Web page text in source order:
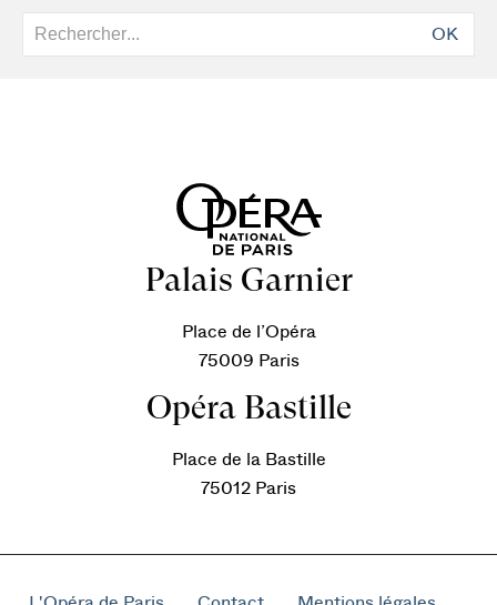
OK
Palais Garnier
Place de l’Opéra
75009 Paris
Opéra Bastille
Place de la Bastille
75012 Paris